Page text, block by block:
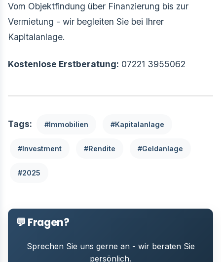
Vom Objektfindung über Finanzierung bis zur
Vermietung - wir begleiten Sie bei Ihrer
Kapitalanlage.
Kostenlose Erstberatung: 07221 3955062
Tags: #Immobilien #Kapitalanlage
#Investment #Rendite #Geldanlage
#2025
💬 Fragen?
Sprechen Sie uns gerne an - wir beraten Sie
persönlich.